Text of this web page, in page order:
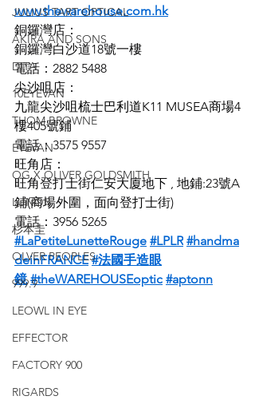
JULIUS TART OPTICAL
AKIRA AND SONS
DITA
10EYEVAN
THOM BROWNE
EYEVAN
OG X OLIVER GOLDSMITH
LUNOR
杉本圭
OLVER PEOPLES
999.9
LEOWL IN EYE
EFFECTOR
FACTORY 900
RIGARDS
www.thewarehouse.com.hk
銅鑼灣店：
銅鑼灣白沙道18號一樓
電話：2882 5488
尖沙咀店：
九龍尖沙咀梳士巴利道K11 MUSEA商場4
樓405號鋪
電話：3575 9557
旺角店：
旺角登打士街仁安大廈地下 , 地鋪:23號A
鋪(商場外圍，面向登打士街)
電話：3956 5265
#LaPetiteLunetteRouge #LPLR #handma
deinFRANCE #法國手造眼
鏡 #theWAREHOUSEoptic #aptonn